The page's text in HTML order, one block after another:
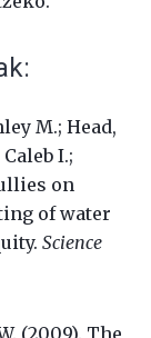
M.; Head,
I.;
on
of water
Science
(2009). The